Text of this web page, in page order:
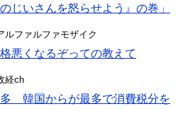
じいさんを怒らせよう』の巻」
ルファルファモザイク
悪くなるぞっての教えて
経ch
韓国からが最多で消費税分を